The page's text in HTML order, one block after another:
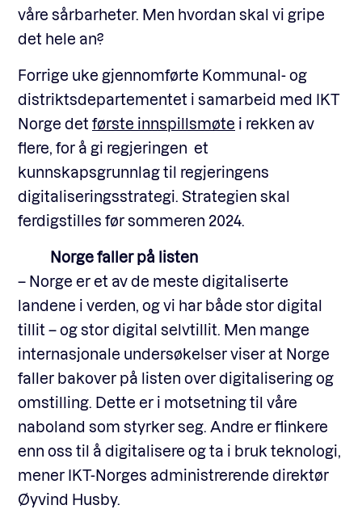
våre sårbarheter. Men hvordan skal vi gripe
det hele an?
Forrige uke gjennomførte Kommunal- og
distriktsdepartementet i samarbeid med IKT
Norge det første innspillsmøte i rekken av
flere, for å gi regjeringen et
kunnskapsgrunnlag til regjeringens
digitaliseringsstrategi. Strategien skal
ferdigstilles før sommeren 2024.
Norge faller på listen
– Norge er et av de meste digitaliserte
landene i verden, og vi har både stor digital
tillit – og stor digital selvtillit. Men mange
internasjonale undersøkelser viser at Norge
faller bakover på listen over digitalisering og
omstilling. Dette er i motsetning til våre
naboland som styrker seg. Andre er flinkere
enn oss til å digitalisere og ta i bruk teknologi,
mener IKT-Norges administrerende direktør
Øyvind Husby.